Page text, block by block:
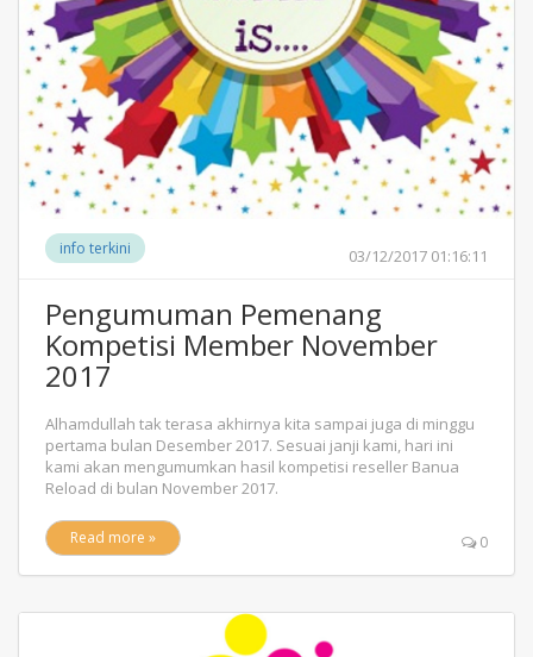
info terkini 03/12/2017 01:16:11
Pengumuman Pemenang
Kompetisi Member November
2017
Alhamdullah tak terasa akhirnya kita sampai juga di minggu
pertama bulan Desember 2017. Sesuai janji kami, hari ini
kami akan mengumumkan hasil kompetisi reseller Banua
Reload di bulan November 2017.
Read more » 0